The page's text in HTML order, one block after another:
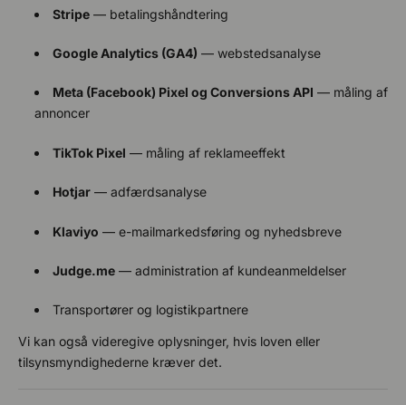
Stripe — betalingshåndtering
Google Analytics (GA4) — webstedsanalyse
Meta (Facebook) Pixel og Conversions API — måling af
annoncer
TikTok Pixel — måling af reklameeffekt
Hotjar — adfærdsanalyse
Klaviyo — e-mailmarkedsføring og nyhedsbreve
Judge.me — administration af kundeanmeldelser
Transportører og logistikpartnere
Vi kan også videregive oplysninger, hvis loven eller
tilsynsmyndighederne kræver det.